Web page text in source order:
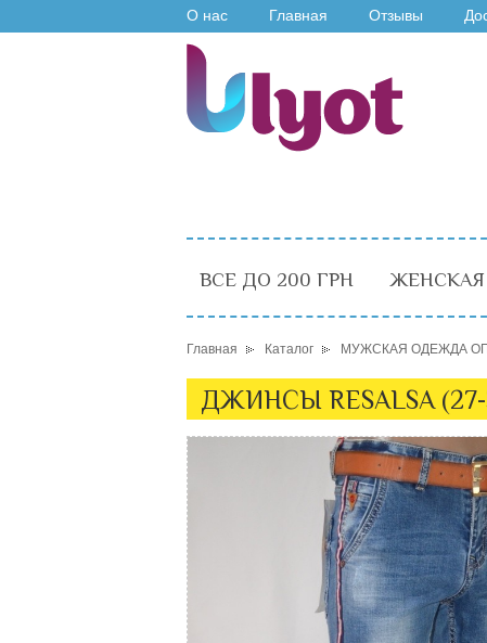
О нас Главная Отзывы
ВСЕ ДО 200 ГРН
Главная Каталог МУЖСКАЯ ОДЕЖДА
ДЖИНСЫ RESALSA